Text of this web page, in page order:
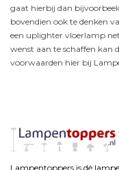
gaat hierbij dan
bovendien ook te denken
een uplighter vloerlamp
wenst aan te schaffen kan
voorwaarden hier bij
Lampentoppers is dé